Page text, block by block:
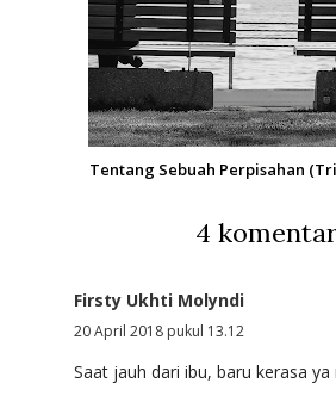
Tentang Sebuah Perpisahan
4
Firsty Ukhti Molyndi
20 April 2018 pukul 13.12
Saat jauh dari ibu, baru kerasa ya